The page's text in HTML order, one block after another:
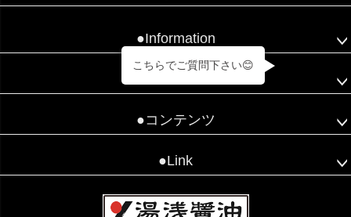
●Information
●コンテンツ
●Link
こちらでご質問下さい😊